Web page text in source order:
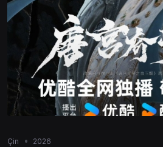
Çin 2026